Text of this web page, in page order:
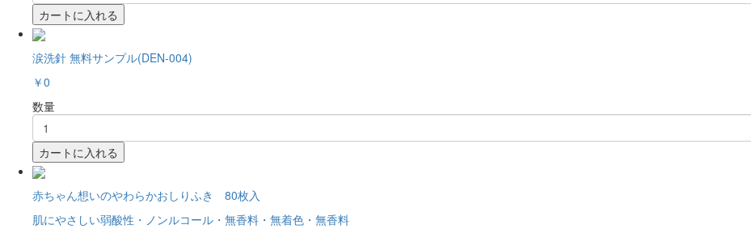
カートに入れる
涙洗針 無料サンプル(DEN-004)
￥0
数量
カートに入れる
赤ちゃん想いのやわらかおしりふき 80枚入
肌にやさしい弱酸性・ノンルコール・無香料・無着色・無香料